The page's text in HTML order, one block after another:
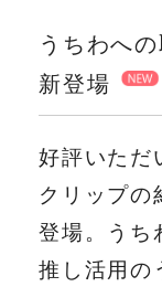
うちわへ
新登場
好評いただ
クリップ
登場。うち
推し活用の